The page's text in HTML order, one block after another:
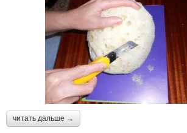
читать дальше →